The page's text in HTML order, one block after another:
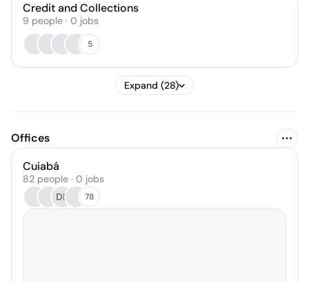
Credit and Collections
9 people · 0 jobs
5
Expand (28)
Offices
Cuiabá
82 people · 0 jobs
DP
78